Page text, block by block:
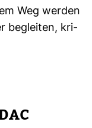
Weg werden
begleiten, kri­